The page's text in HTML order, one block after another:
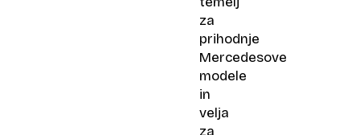
za
prihodnje
Mercedesove
modele
in
velja
za